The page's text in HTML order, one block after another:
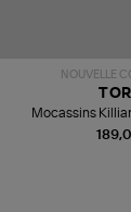
NOUVELLE
Mocassins